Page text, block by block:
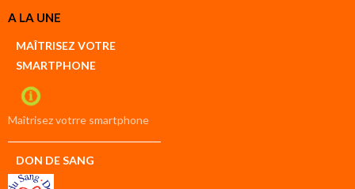
Créer
compte
compte
A LA UNE
MAÎTRISEZ VOTRE
SMARTPHONE
Maîtrisez votrre smartphone
DON DE SANG